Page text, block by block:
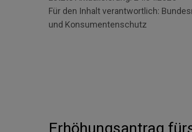
Für den Inhalt verantwortlich:
und Konsumentenschutz
Erhöhungsantrag